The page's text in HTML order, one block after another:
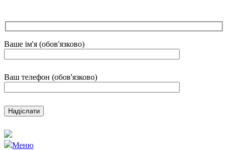
Ваше ім'я (обов'язково)
Ваш телефон (обов'язково)
Меню